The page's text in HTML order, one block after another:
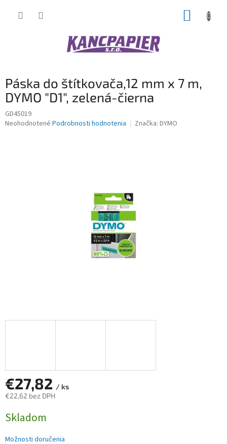
Páska do štítkovača,12 mm x 7 m,
DYMO "D1", zelená-čierna
GD45019
Priemerné
Neohodnotené Podrobnosti hodnotenia Značka: DYMO
€27,82 / ks
€22,62 bez DPH
cena:
Skladom
Možnosti doručenia